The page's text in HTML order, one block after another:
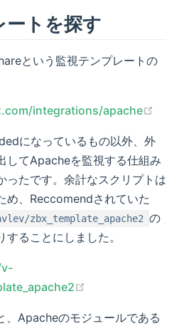
ートを探す
という監視テンプレートの
integrations/apache
になっているもの以外、外
してApacheを監視する仕組み
ったです。余計なスクリプトは
め、Reccomendされていた
zbx_template_apache2 の
ることにしました。
、Apacheのモジュールである